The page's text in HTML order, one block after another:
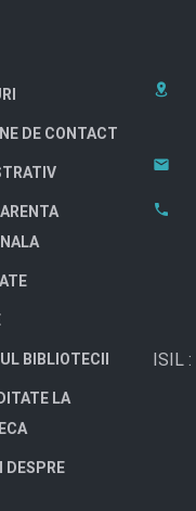
DE CONTACT
BIBLIOTECII
LA
DESPRE
ISIL :